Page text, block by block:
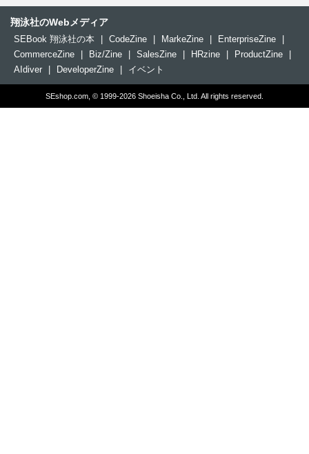
翔泳社のWebメディア
SEBook 翔泳社の本 CodeZine MarkeZine EnterpriseZine
CommerceZine
Biz/Zine SalesZine HRzine ProductZine
AIdiver
DeveloperZine イベント
SEshop.com, © 1999-2026 Shoeisha Co., Ltd. All rights reserved.